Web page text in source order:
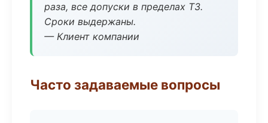
раза, все допуски в пределах ТЗ.
Сроки выдержаны.
— Клиент компании
Часто задаваемые вопросы